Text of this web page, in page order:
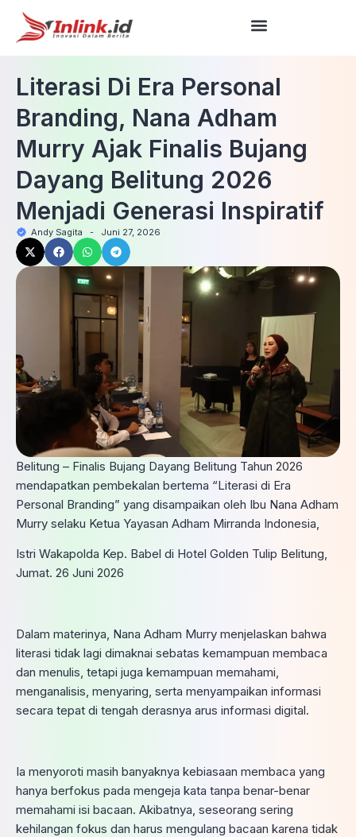
Literasi Di Era Personal
Branding, Nana Adham
Murry Ajak Finalis Bujang
Dayang Belitung 2026
Menjadi Generasi Inspiratif
Andy Sagita - Juni 27, 2026
Belitung – Finalis Bujang Dayang Belitung Tahun 2026
mendapatkan pembekalan bertema “Literasi di Era
Personal Branding” yang disampaikan oleh Ibu Nana Adham
Murry selaku Ketua Yayasan Adham Mirranda Indonesia,
Istri Wakapolda Kep. Babel di Hotel Golden Tulip Belitung,
Jumat. 26 Juni 2026
Dalam materinya, Nana Adham Murry menjelaskan bahwa
literasi tidak lagi dimaknai sebatas kemampuan membaca
dan menulis, tetapi juga kemampuan memahami,
menganalisis, menyaring, serta menyampaikan informasi
secara tepat di tengah derasnya arus informasi digital.
Ia menyoroti masih banyaknya kebiasaan membaca yang
hanya berfokus pada mengeja kata tanpa benar-benar
memahami isi bacaan. Akibatnya, seseorang sering
kehilangan fokus dan harus mengulang bacaan karena tidak